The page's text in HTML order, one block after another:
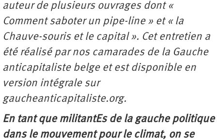
auteur de plusieurs ouvrages dont «
Comment saboter un pipe-line » et « la
Chauve-souris et le capital ». Cet entretien a
été réalisé par nos camarades de la Gauche
anticapitaliste belge et est disponible en
version intégrale sur
gaucheanticapitaliste.org.
En tant que militantEs de la gauche politique
dans le mouvement pour le climat, on se